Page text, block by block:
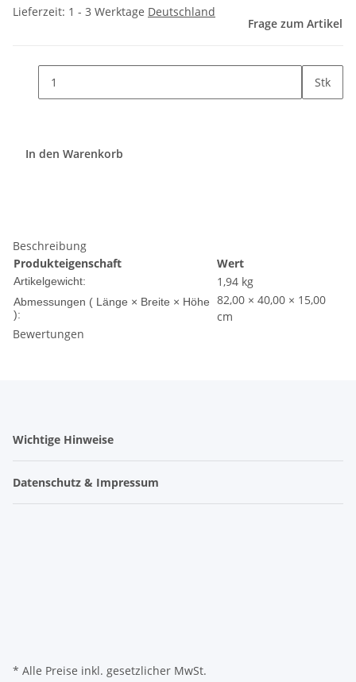
Lieferzeit: 1 - 3 Werktage Deutschland
Frage zum Artikel
Stk
In den Warenkorb
Beschreibung
Produkteigenschaft
Wert
Artikelgewicht: 1,94 kg
Abmessungen ( Länge × Breite × Höhe
):
82,00 × 40,00 × 15,00
cm
Bewertungen
Wichtige Hinweise
Datenschutz & Impressum
* Alle Preise inkl. gesetzlicher MwSt.